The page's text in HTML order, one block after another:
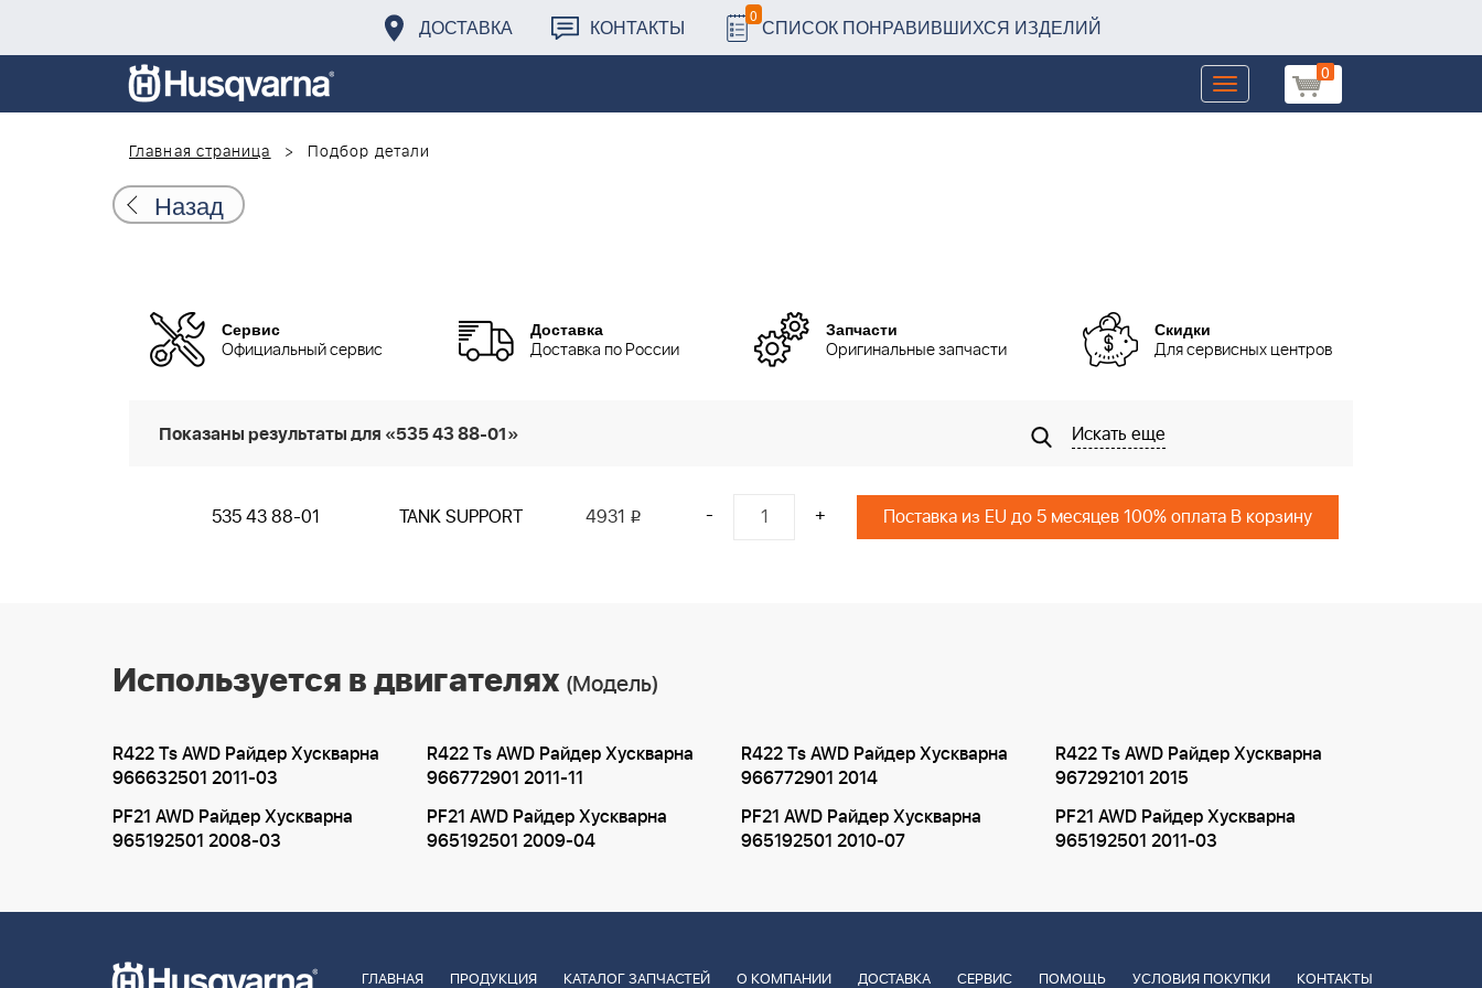
ДОСТАВКА КОНТАКТЫ 0 СПИСОК ПОНРАВИВШИХСЯ ИЗДЕЛИЙ
0
Toggle
navigation
Главная страница
Подбор детали
Назад
Сервис
Официальный сервис
Доставка
Доставка по России
Запчасти
Оригинальные запчасти
Скидки
Для сервисных центров
Показаны результаты для «535 43 88-01» Искать еще
535 43 88-01 TANK SUPPORT 4931 i - + Поставка из EU до 5 месяцев 100% оплата В корзину
Используется в двигателях (Модель)
R422 Ts AWD Райдер Хускварна
966632501 2011-03
R422 Ts AWD Райдер Хускварна
966772901 2011-11
R422 Ts AWD Райдер Хускварна
966772901 2014
R422 Ts AWD Райдер Хускварна
967292101 2015
PF21 AWD Райдер Хускварна
965192501 2008-03
PF21 AWD Райдер Хускварна
965192501 2009-04
PF21 AWD Райдер Хускварна
965192501 2010-07
PF21 AWD Райдер Хускварна
965192501 2011-03
ГЛАВНАЯ ПРОДУКЦИЯ КАТАЛОГ ЗАПЧАСТЕЙ О КОМПАНИИ ДОСТАВКА СЕРВИС ПОМОЩЬ УСЛОВИЯ ПОКУПКИ КОНТАКТЫ